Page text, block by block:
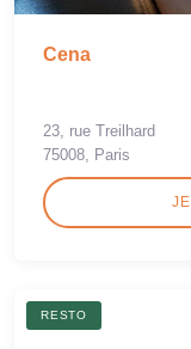
Cena
23, rue Treilhard
75008, Paris
RESTO